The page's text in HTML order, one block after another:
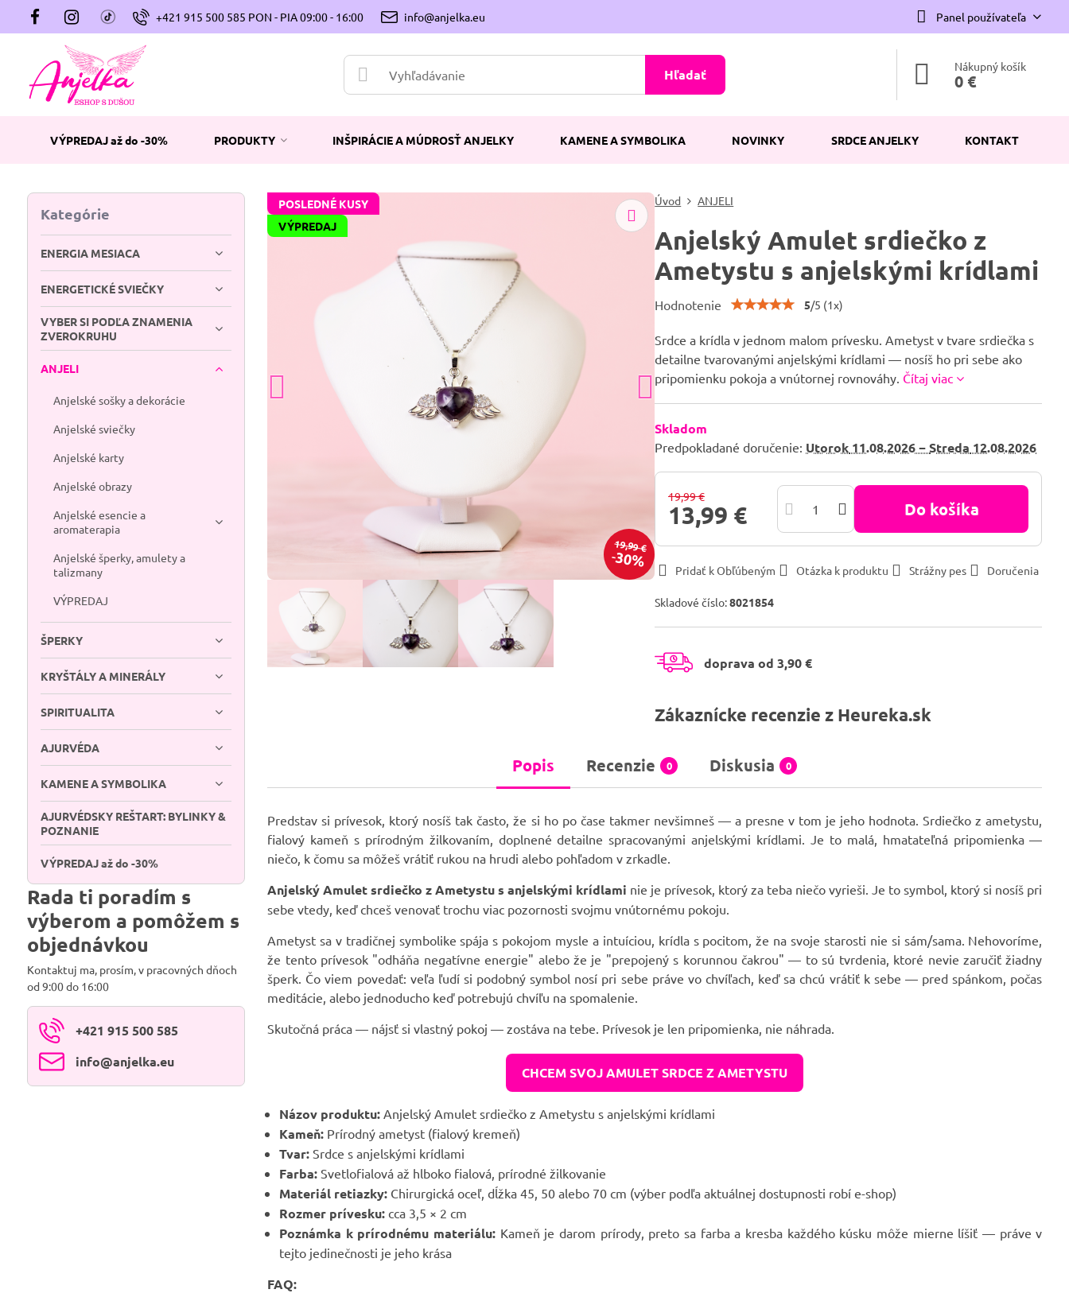
+421 915 500 585 PON - PIA 09:00 - 16:00 info@anjelka.eu Panel používateľa
Hľadať Nákupný košík
0 €
VÝPREDAJ až do -30% PRODUKTY INŠPIRÁCIE A MÚDROSŤ ANJELKY KAMENE A SYMBOLIKA NOVINKY SRDCE ANJELKY KONTAKT
POSLEDNÉ KUSY
VÝPREDAJ
19,99 €
30%
Úvod ANJELI
Anjelský Amulet srdiečko z
Ametystu s anjelskými krídlami
Hodnotenie 5/5 (1x)
Srdce a krídla v jednom malom prívesku. Ametyst v tvare srdiečka s
detailne tvarovanými anjelskými krídlami — nosíš ho pri sebe ako
pripomienku pokoja a vnútornej rovnováhy. Čítaj viac
Skladom
Predpokladané doručenie: Utorok 11.08.2026 −Streda 12.08.2026
19,99 €
13,99 € Do košíka
Pridať k Obľúbeným Otázka k produktu Strážny pes Doručenia
Skladové číslo:8021854
doprava od 3,90 €
Zákaznícke recenzie z Heureka.sk
Popis Recenzie 0 Diskusia 0
Predstav si prívesok, ktorý nosíš tak často, že si ho po čase takmer nevšimneš — a presne v tom je jeho hodnota. Srdiečko z ametystu,
fialový kameň s prírodným žilkovaním, doplnené detailne spracovanými anjelskými krídlami. Je to malá, hmatateľná pripomienka —
niečo, k čomu sa môžeš vrátiť rukou na hrudi alebo pohľadom v zrkadle.
Anjelský Amulet srdiečko z Ametystu s anjelskými krídlami nie je prívesok, ktorý za teba niečo vyrieši. Je to symbol, ktorý si nosíš pri
sebe vtedy, keď chceš venovať trochu viac pozornosti svojmu vnútornému pokoju.
Ametyst sa v tradičnej symbolike spája s pokojom mysle a intuíciou, krídla s pocitom, že na svoje starosti nie si sám/sama. Nehovoríme,
že tento prívesok "odháňa negatívne energie" alebo že je "prepojený s korunnou čakrou" — to sú tvrdenia, ktoré nevie zaručiť žiadny
šperk. Čo viem povedať: veľa ľudí si podobný symbol nosí pri sebe práve vo chvíľach, keď sa chcú vrátiť k sebe — pred spánkom, počas
meditácie, alebo jednoducho keď potrebujú chvíľu na spomalenie.
Skutočná práca — nájsť si vlastný pokoj — zostáva na tebe. Prívesok je len pripomienka, nie náhrada.
CHCEM SVOJ AMULET SRDCE Z AMETYSTU
Názov produktu: Anjelský Amulet srdiečko z Ametystu s anjelskými krídlami
Kameň: Prírodný ametyst (fialový kremeň)
Tvar: Srdce s anjelskými krídlami
Farba: Svetlofialová až hlboko fialová, prírodné žilkovanie
Materiál retiazky: Chirurgická oceľ, dĺžka 45, 50 alebo 70 cm (výber podľa aktuálnej dostupnosti robí e-shop)
Rozmer prívesku: cca 3,5 × 2 cm
Poznámka k prírodnému materiálu: Kameň je darom prírody, preto sa farba a kresba každého kúsku môže mierne líšiť — práve v
tejto jedinečnosti je jeho krása
FAQ:
Kategórie
ENERGIA MESIACA
ENERGETICKÉ SVIEČKY
VYBER SI PODĽA ZNAMENIA
ZVEROKRUHU
ANJELI
Anjelské sošky a dekorácie
Anjelské sviečky
Anjelské karty
Anjelské obrazy
Anjelské esencie a
aromaterapia
Anjelské šperky, amulety a
talizmany
VÝPREDAJ
ŠPERKY
KRYŠTÁLY A MINERÁLY
SPIRITUALITA
AJURVÉDA
KAMENE A SYMBOLIKA
AJURVÉDSKY REŠTART: BYLINKY &
POZNANIE
VÝPREDAJ až do -30%
Rada ti poradím s
výberom a pomôžem s
objednávkou
Kontaktuj ma, prosím, v pracovných dňoch
od 9:00 do 16:00
+421 915 500 585
info​@anjelka​.eu